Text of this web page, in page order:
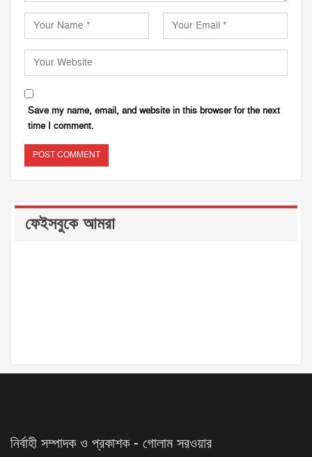
Save my name, email, and website in this browser for the next
time I comment.
ফেইসবুকে আমরা
নির্বাহী সম্পাদক ও প্রকাশক - গোলাম সরওয়ার